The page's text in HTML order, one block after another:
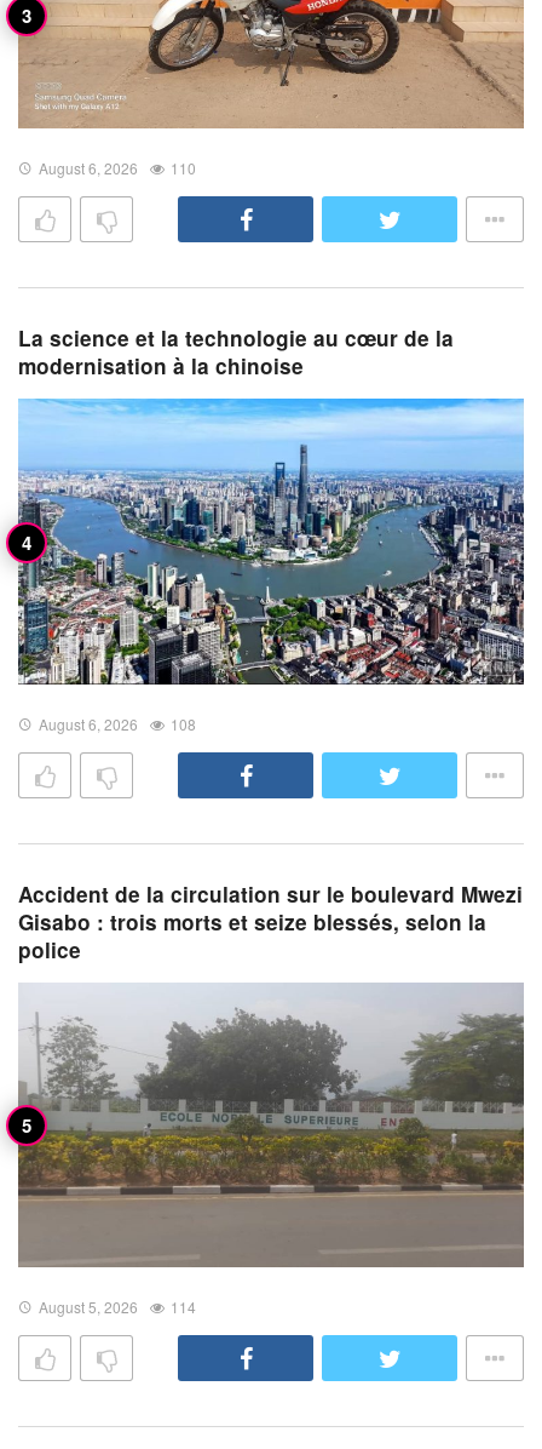
August 6, 2026 110
La science et la technologie au cœur de la
modernisation à la chinoise
August 6, 2026 108
Accident de la circulation sur le boulevard Mwezi
Gisabo : trois morts et seize blessés, selon la
police
August 5, 2026 114